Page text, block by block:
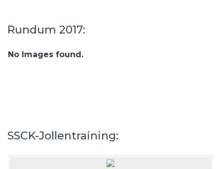
Rundum 2017:
No Images found.
SSCK-Jollentraining: